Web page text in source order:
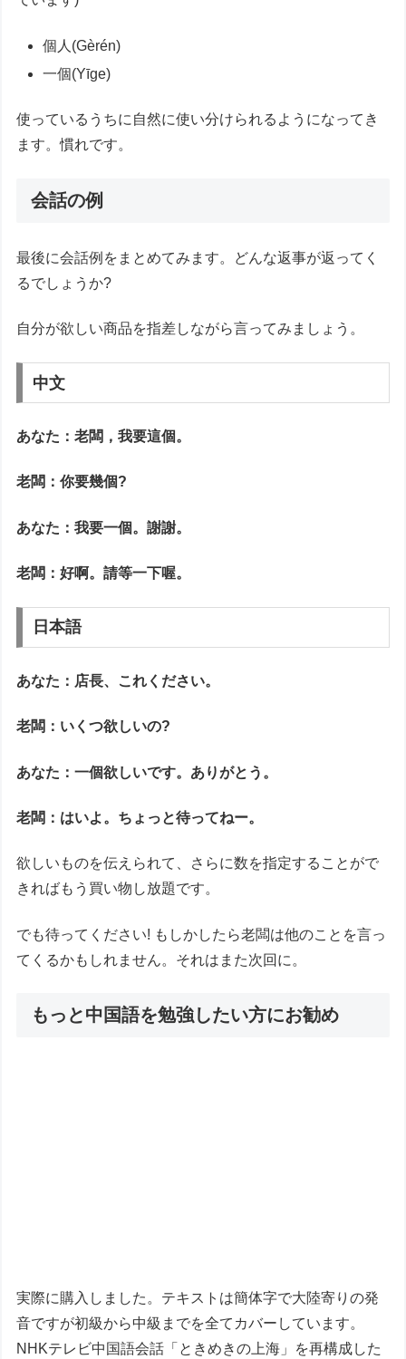
個人(Gèrén)
一個(Yīge)
使っているうちに自然に使い分けられるようになってき
ます。慣れです。
会話の例
最後に会話例をまとめてみます。どんな返事が返ってく
るでしょうか?
自分が欲しい商品を指差しながら言ってみましょう。
中文
あなた：老闆，我要這個。
老闆：你要幾個?
あなた：我要一個。謝謝。
老闆：好啊。請等一下喔。
日本語
あなた：店長、これください。
老闆：いくつ欲しいの?
あなた：一個欲しいです。ありがとう。
老闆：はいよ。ちょっと待ってねー。
欲しいものを伝えられて、さらに数を指定することがで
きればもう買い物し放題です。
でも待ってください! もしかしたら老闆は他のことを言っ
てくるかもしれません。それはまた次回に。
もっと中国語を勉強したい方にお勧め
実際に購入しました。テキストは簡体字で大陸寄りの発
音ですが初級から中級までを全てカバーしています。
NHKテレビ中国語会話「ときめきの上海」を再構成した